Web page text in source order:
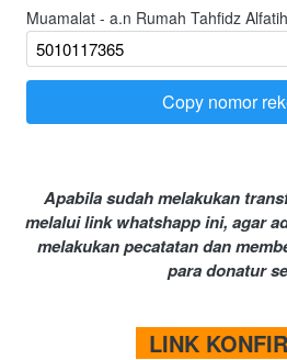
Muamalat - a.n Rumah Tahfidz
`
Copy nomor
Apabila sudah melakukan
melalui link whatshapp ini, agar
melakukan pecatatan dan
para donatur
LINK